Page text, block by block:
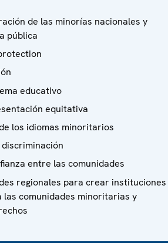
de las minorías nacionales y
pública
educativo
equitativa
los idiomas minoritarios
entre las comunidades
regionales para crear instituciones
las comunidades minoritarias y